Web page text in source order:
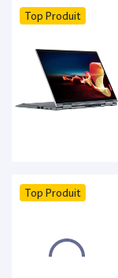
Top Produit
Top Produit